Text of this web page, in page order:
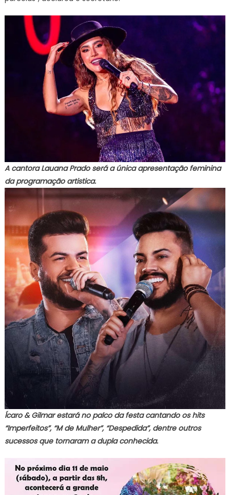
A cantora Lauana Prado será a única apresentação feminina
da programação artistica.
Ícaro & Gilmar estará no palco da festa cantando os hits
“Imperfeitos”, “M de Mulher”, “Despedida”, dentre outros
sucessos que tornaram a dupla conhecida.